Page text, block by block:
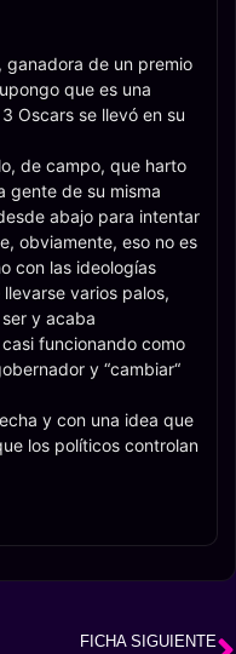
ganadora de un premio
que es una
Oscars se llevó en su
de campo, que harto
gente de su misma
abajo para intentar
obviamente, eso no es
con las ideologías
varios palos,
y acaba
funcionando como
y “cambiar“
y con una idea que
los políticos controlan
FICHA SIGUIENTE